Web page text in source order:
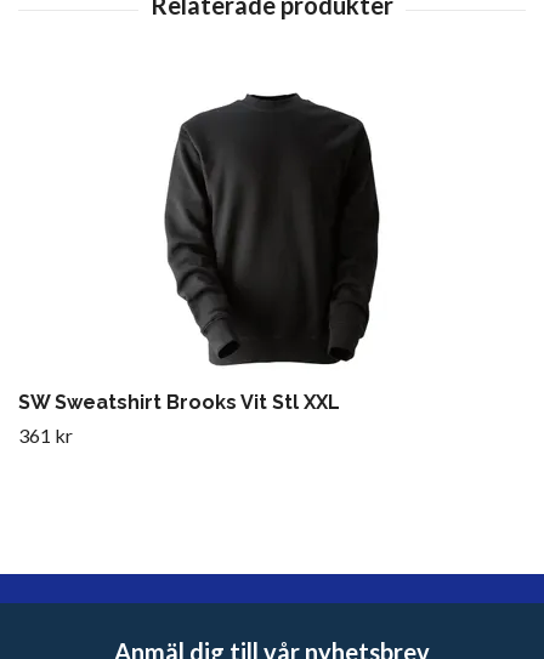
SW Sweatshirt Brooks Vit Stl XXL
361 kr
Anmäl dig till vår nyhetsbrev